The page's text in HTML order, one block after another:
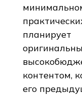
контентом,
его